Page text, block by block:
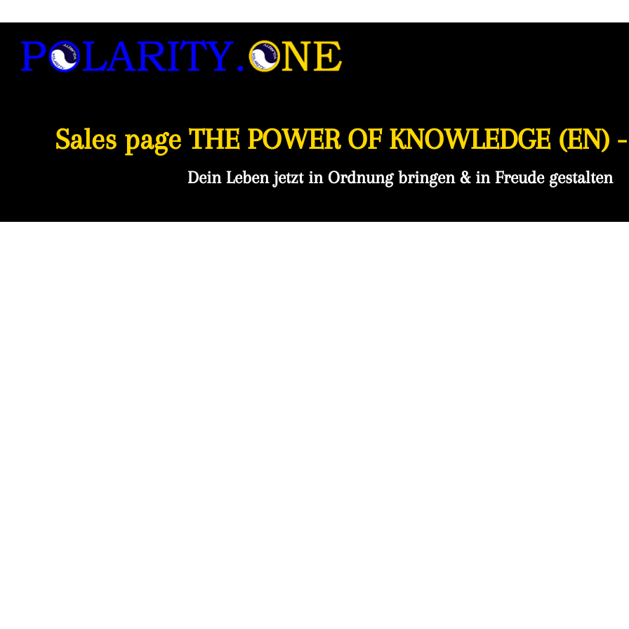
Sales page THE POWER OF KNOWLEDGE
Dein Leben jetzt in Ordnung bringen & in Freude gestalten